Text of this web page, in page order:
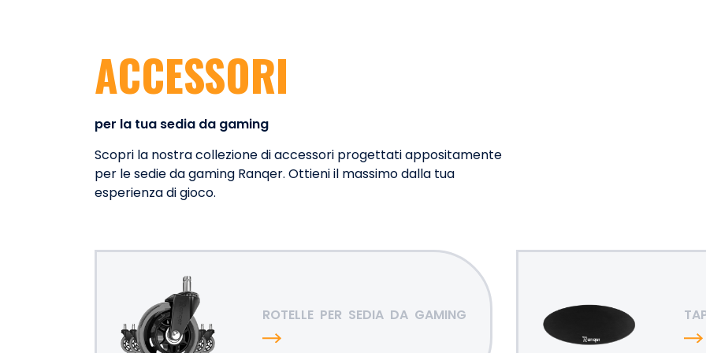
ACCESSORI
per la tua sedia da gaming
Scopri la nostra collezione di accessori progettati appositamente
per le sedie da gaming Ranqer. Ottieni il massimo dalla tua
esperienza di gioco.
ROTELLE PER SEDIA DA GAMING